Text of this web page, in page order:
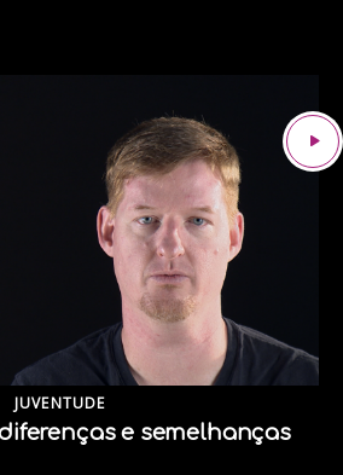
JUVENTUDE
diferenças e semelhanças